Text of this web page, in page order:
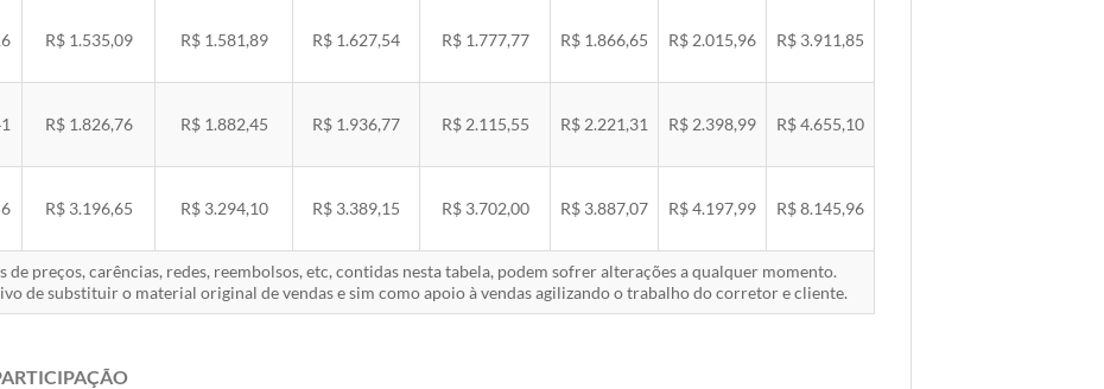
R$ 1.535,09 R$ 1.581,89 R$ 1.627,54 R$ 1.777,77 R$ 1.866,65 R$ 2.015,96 R$ 3.911,85
R$ 1.826,76 R$ 1.882,45 R$ 1.936,77 R$ 2.115,55 R$ 2.221,31 R$ 2.398,99 R$ 4.655,10
R$ 3.196,65 R$ 3.294,10 R$ 3.389,15 R$ 3.702,00 R$ 3.887,07 R$ 4.197,99 R$ 8.145,96
de preços, carências, redes, reembolsos, etc, contidas nesta tabela, podem sofrer alterações a qualquer momento.
de substituir o material original de vendas e sim como apoio à vendas agilizando o trabalho do corretor e cliente.